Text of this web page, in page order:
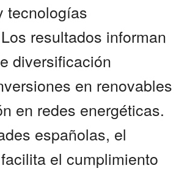
tecnologías
resultados informan
diversificación
en renovables
en redes energéticas.
españolas, el
el cumplimiento